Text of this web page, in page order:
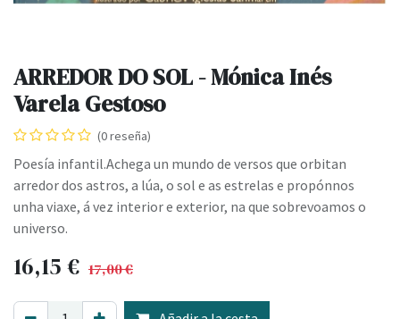
ARREDOR DO SOL - Mónica Inés
Varela Gestoso
(0 reseña)
Poesía infantil.Achega un mundo de versos que orbitan
arredor dos astros, a lúa, o sol e as estrelas e propónnos
unha viaxe, á vez interior e exterior, na que sobrevoamos o
universo.
16,15 € 17,00€